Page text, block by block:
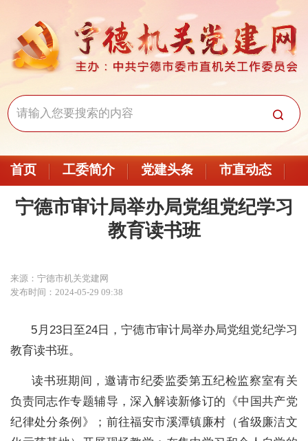
首页 工委简介 党建头条 市直动态
宁德市审计局举办局党组党纪学习
教育读书班
来源：宁德市机关党建网
发布时间：2024-05-29 09:38
5月23日至24日，宁德市审计局举办局党组党纪学习
教育读书班。
读书班期间，邀请市纪委监委第五纪检监察室有关
负责同志作专题辅导，深入解读新修订的《中国共产党
纪律处分条例》；前往福安市溪潭镇廉村（省级廉洁文